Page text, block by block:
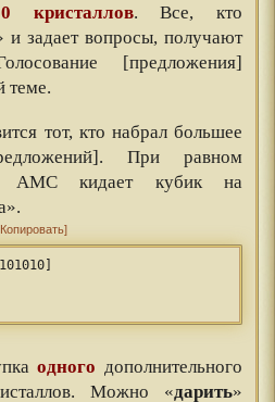
кристаллов. Все, кто
и задает вопросы, получают
[предложения]
теме.
тот, кто набрал большее
При равном
АМС кидает кубик на
Копировать
одного дополнительного
Можно «дарить»